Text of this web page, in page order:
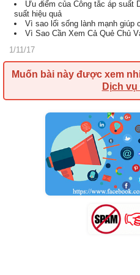
Ưu điểm của Công tắc áp suất
suất hiệu quả
Vì sao lối sống lành mạnh giúp
Vì Sao Cần Xem Cả Quẻ Chủ
1/11/17
Muốn bài này được xem
Dịch